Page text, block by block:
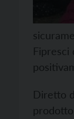
Fipresci
Diretto